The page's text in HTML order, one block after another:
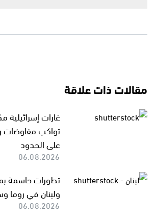
مقالات ذات علاقة
غارات إسرائيلية
تواكب مفاوضات
على الحدود
06.08.2026
تطورات حاسمة
ولبنان في
06.08.2026